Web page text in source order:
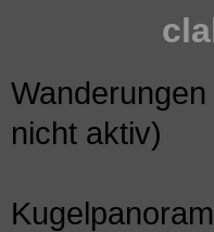
nicht aktiv)